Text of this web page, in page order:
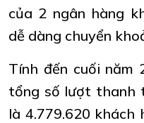
của 2 ngân hàng
dễ dàng chuyển
Tính đến cuối năm
tổng số lượt thanh
là 4.779.620 khách